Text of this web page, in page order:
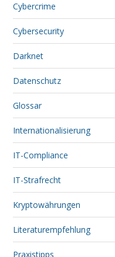
Cybercrime
Cybersecurity
Darknet
Datenschutz
Glossar
Internationalisierung
IT-Compliance
IT-Strafrecht
Kryptowährungen
Literaturempfehlung
Praxistipps